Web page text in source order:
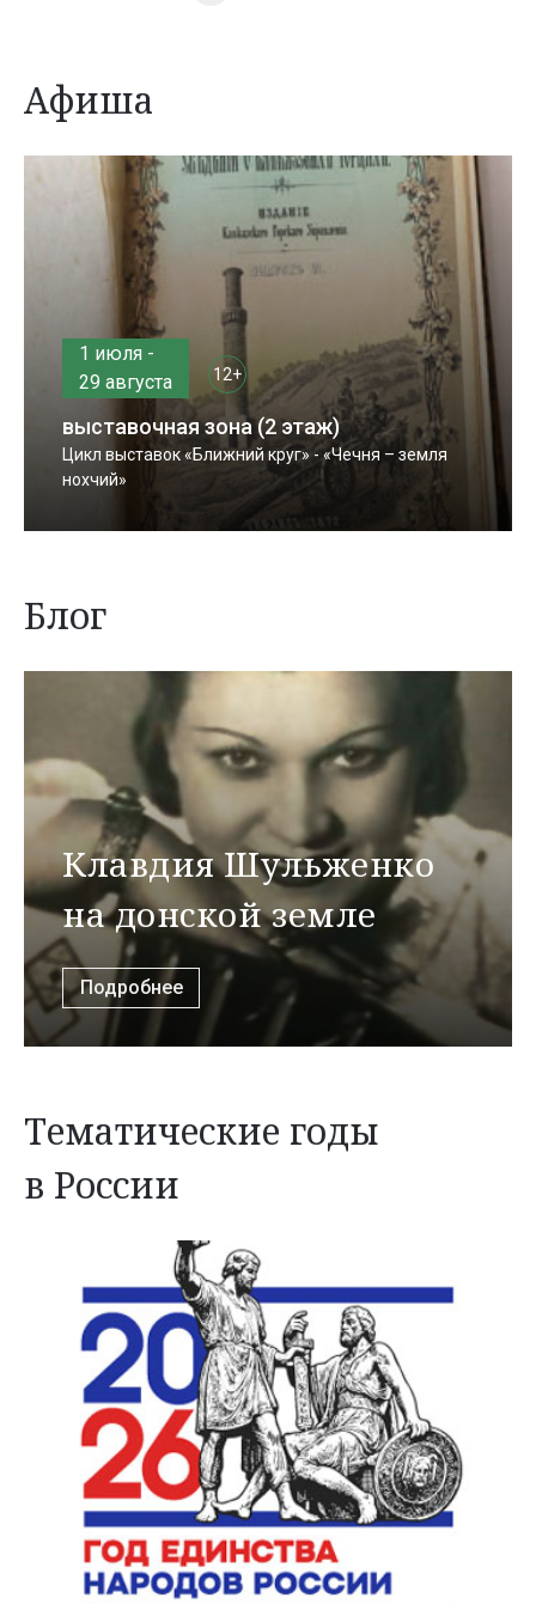
Афиша
1 июля -
29 августа
12+
выставочная зона (2 этаж)
Цикл выставок «Ближний круг» - «Чечня – земля
нохчий»
Блог
Клавдия Шульженко
на донской земле
Подробнее
Тематические годы
в России